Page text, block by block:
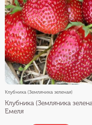
Клубника (Земляника зеленая)
Клубника (Земляника
Емеля